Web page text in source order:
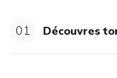
01 Découvres